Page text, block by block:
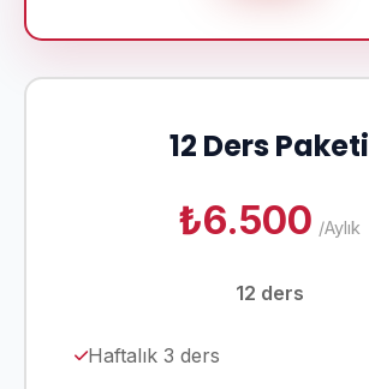
12 Ders Paketi
₺6.500 /Aylık
12 ders
Haftalık 3 ders